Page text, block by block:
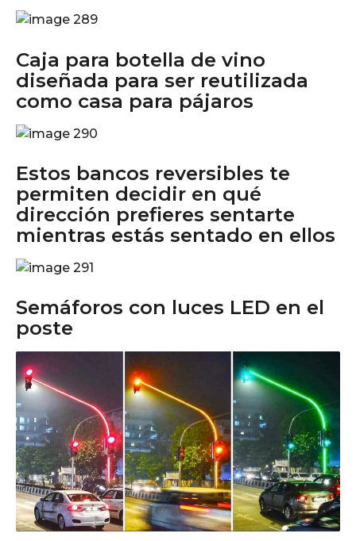
Caja para botella de vino
diseñada para ser reutilizada
como casa para pájaros
Estos bancos reversibles te
permiten decidir en qué
dirección prefieres sentarte
mientras estás sentado en ellos
Semáforos con luces LED en el
poste